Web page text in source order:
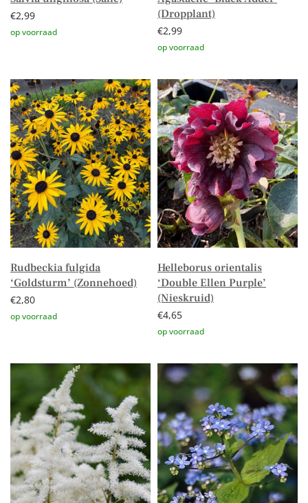
€2,99
(Dropplant)
€2,99
Rudbeckia fulgida
‘Goldsturm’ (Zonnehoed)
€2,80
Helleborus orientalis
‘Double Ellen Purple’
(Nieskruid)
€4,65